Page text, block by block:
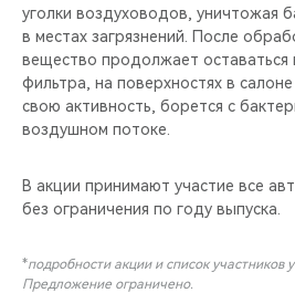
уголки воздуховодов, уничтожая
в местах загрязнений. После
вещество продолжает оставаться
фильтра, на поверхностях в
свою активность, борется с
воздушном потоке.
В акции принимают участие все
без ограничения по году выпуска.
*подробности акции и список участников
Предложение ограничено.